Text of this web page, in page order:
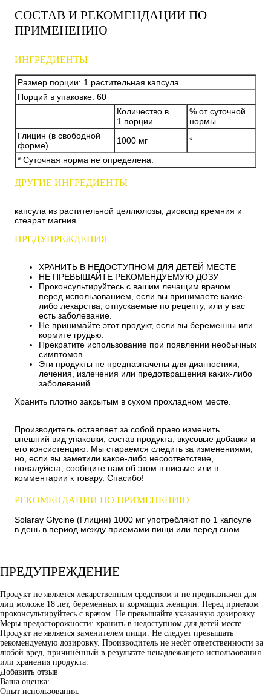
СОСТАВ И РЕКОМЕНДАЦИИ ПО
ПРИМЕНЕНИЮ
ИНГРЕДИЕНТЫ
Размер порции: 1 растительная капсула
Порций в упаковке: 60
Количество в
1 порции
% от суточной
нормы
Глицин (в свободной
форме)
1000 мг
*
* Суточная норма не определена.
ДРУГИЕ ИНГРЕДИЕНТЫ
капсула из растительной целлюлозы, диоксид кремния и
стеарат магния.
ПРЕДУПРЕЖДЕНИЯ
ХРАНИТЬ В НЕДОСТУПНОМ ДЛЯ ДЕТЕЙ МЕСТЕ
НЕ ПРЕВЫШАЙТЕ РЕКОМЕНДУЕМУЮ ДОЗУ
Проконсультируйтесь с вашим лечащим врачом
перед использованием, если вы принимаете какие-
либо лекарства, отпускаемые по рецепту, или у вас
есть заболевание.
Не принимайте этот продукт, если вы беременны или
кормите грудью.
Прекратите использование при появлении необычных
симптомов.
Эти продукты не предназначены для диагностики,
лечения, излечения или предотвращения каких-либо
заболеваний.
Хранить плотно закрытым в сухом прохладном месте.
Производитель оставляет за собой право изменить
внешний вид упаковки, состав продукта, вкусовые добавки и
его консистенцию. Мы стараемся следить за изменениями,
но, если вы заметили какое-либо несоответствие,
пожалуйста, сообщите нам об этом в письме или в
комментарии к товару. Спасибо!
РЕКОМЕНДАЦИИ ПО ПРИМЕНЕНИЮ
Solaray Glycine (Глицин) 1000 мг употребляют по 1 капсуле
в день в период между приемами пищи или перед сном.
ПРЕДУПРЕЖДЕНИЕ
Продукт не является лекарственным средством и не предназначен для
лиц моложе 18 лет, беременных и кормящих женщин. Перед приемом
проконсультируйтесь с врачом. Не превышайте указанную дозировку.
Меры предосторожности: хранить в недоступном для детей месте.
Продукт не является заменителем пищи. Не следует превышать
рекомендуемую дозировку. Производитель не несёт ответственности за
любой вред, причинённый в результате ненадлежащего использования
или хранения продукта.
Добавить отзыв
Ваша оценка:
Опыт использования: